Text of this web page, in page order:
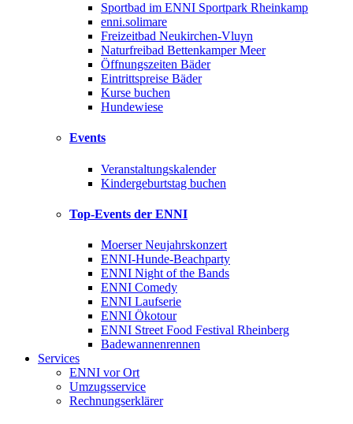
Sportbad im ENNI Sportpark Rheinkamp
enni.solimare
Freizeitbad Neukirchen-Vluyn
Naturfreibad Bettenkamper Meer
Öffnungszeiten Bäder
Eintrittspreise Bäder
Kurse buchen
Hundewiese
Events
Veranstaltungskalender
Kindergeburtstag buchen
Top-Events der ENNI
Moerser Neujahrskonzert
ENNI-Hunde-Beachparty
ENNI Night of the Bands
ENNI Comedy
ENNI Laufserie
ENNI Ökotour
ENNI Street Food Festival Rheinberg
Badewannenrennen
Services
ENNI vor Ort
Umzugsservice
Rechnungserklärer